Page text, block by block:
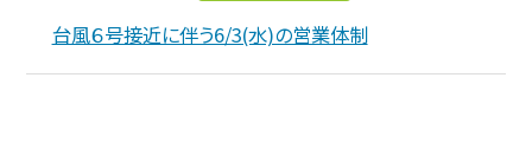
台風６号接近に伴う6/3(水)の営業体制